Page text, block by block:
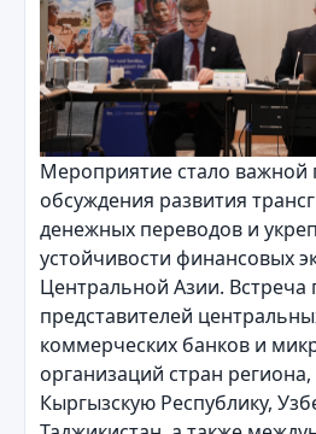
Мероприятие стало важной
обсуждения развития
денежных переводов и
устойчивости финансовых
Центральной Азии. Встреча
представителей
коммерческих банков и
организаций стран
Кыргызскую Республику,